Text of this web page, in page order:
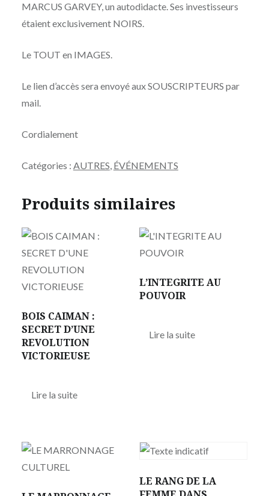
MARCUS GARVEY, un autodidacte. Ses investisseurs
étaient exclusivement NOIRS.
Le TOUT en IMAGES.
Le lien d’accès sera envoyé aux SOUSCRIPTEURS par
mail.
Cordialement
Catégories : AUTRES, ÉVÉNEMENTS
Produits similaires
BOIS CAIMAN :
SECRET D’UNE
REVOLUTION
VICTORIEUSE
Lire la suite
L’INTEGRITE AU
POUVOIR
Lire la suite
LE RANG DE LA